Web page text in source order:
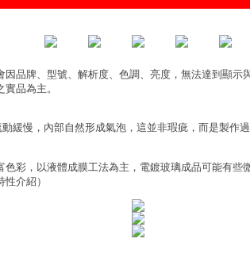
品牌、型號、解析度、色調、亮度，無法達到顯示
品為主。
緩慢，內部自然形成氣泡，這並非瑕疵，而是製作過
彩，以液體成膜工法為主，電鍍玻璃成品可能有些
介紹）